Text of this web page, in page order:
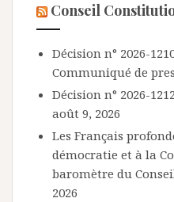
Conseil
Décision n° 2026-
Communiqué de
Décision n° 2026-
août 9, 2026
Les Français
démocratie et à la
baromètre du
2026